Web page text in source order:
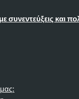
με συνεντεύξεις και